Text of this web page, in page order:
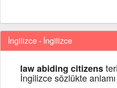
İngilizce - İngilizce
law abiding citizens
İngilizce sözlükte anlamı